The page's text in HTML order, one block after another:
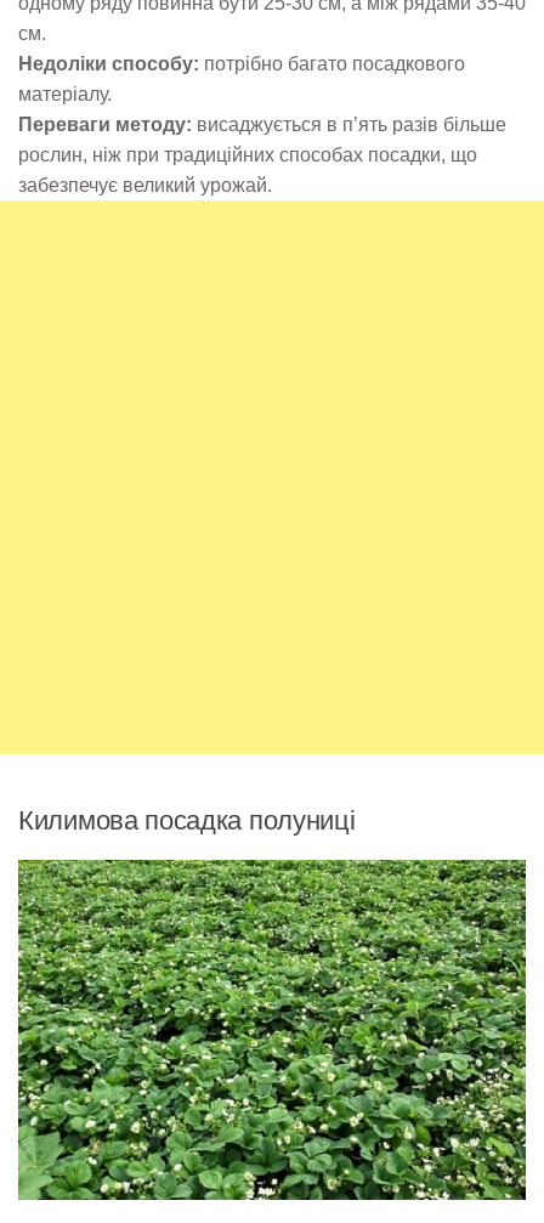
см.
Недоліки способу: потрібно багато посадкового
матеріалу.
Переваги методу: висаджується в п’ять разів більше
рослин, ніж при традиційних способах посадки, що
забезпечує великий урожай.
Килимова посадка полуниці